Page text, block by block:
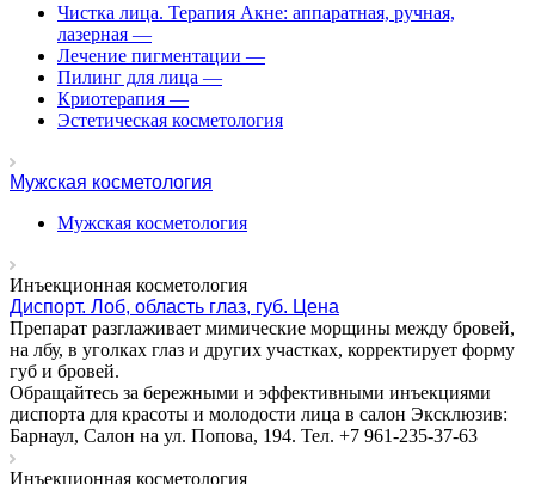
Чистка лица. Терапия Акне: аппаратная, ручная,
лазерная —
Лечение пигментации —
Пилинг для лица —
Криотерапия —
Эстетическая косметология
Мужская косметология
Мужская косметология
Инъекционная косметология
Диспорт. Лоб, область глаз, губ. Цена
Препарат разглаживает мимические морщины между бровей,
на лбу, в уголках глаз и других участках, корректирует форму
губ и бровей.
Обращайтесь за бережными и эффективными инъекциями
диспорта для красоты и молодости лица в салон Эксклюзив:
Барнаул, Салон на ул. Попова, 194. Тел. +7 961-235-37-63
Инъекционная косметология